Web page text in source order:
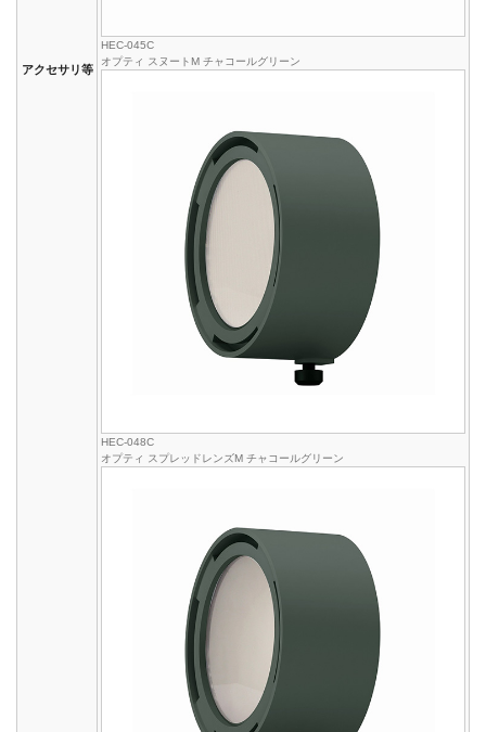
アクセサリ等
HEC-045C
オプティ スヌートM チャコールグリーン
HEC-048C
オプティ スプレッドレンズM チャコールグリーン